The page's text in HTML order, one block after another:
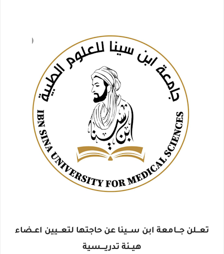
تعـــلن جـــامعة ابن ســـينا عن حاجتها لتعـــيين اعــضاء
هيــئة تدريــــسية